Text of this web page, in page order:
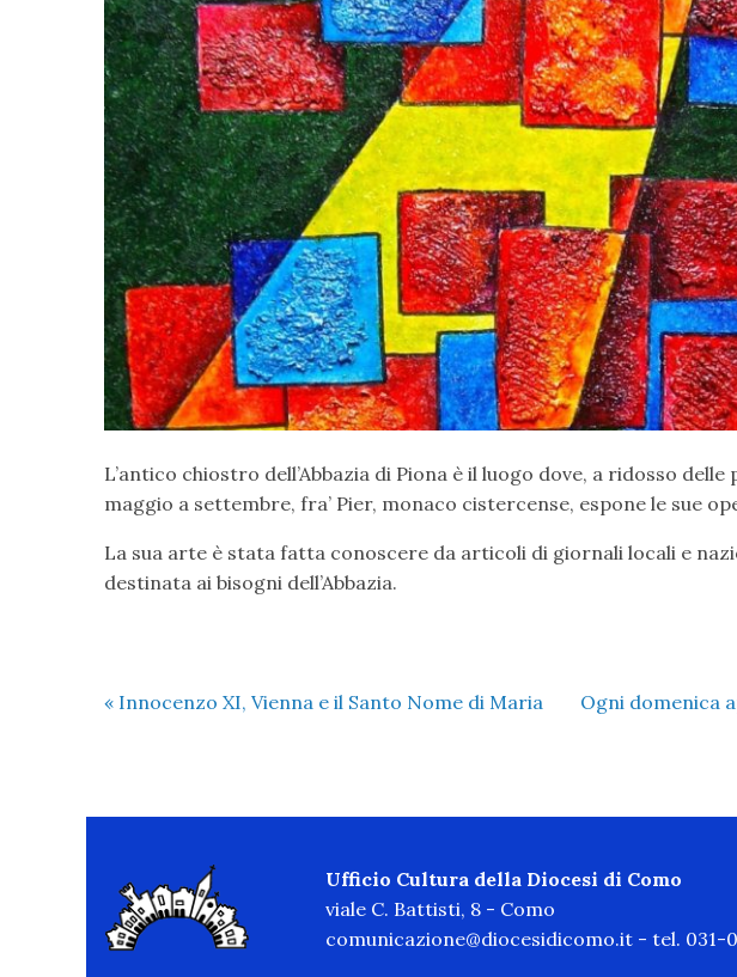
L’antico chiostro dell’Abbazia di Piona è il luogo dove, a ridosso
maggio a settembre, fra’ Pier, monaco cistercense, espone le sue
La sua arte è stata fatta conoscere da articoli di giornali locali e
destinata ai bisogni dell’Abbazia.
« Innocenzo XI, Vienna e il Santo Nome di Maria
Ogni domenica
Ufficio Cultura della Diocesi di Como
viale C. Battisti, 8 - Como
comunicazione@diocesidicomo.it - tel. 031-